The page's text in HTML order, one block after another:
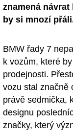
znamená
by si mnozí
BMW řady 7
k vozům, které
prodejnosti.
vozu stal značně
právě sedmička,
designu
značky, který